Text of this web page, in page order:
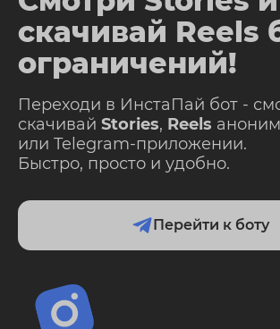
скачивай Reels
ограничений!
Переходи в ИнстаПай бот -
скачивай Stories, Reels
или Telegram-приложении.
Быстро, просто и удобно.
Перейти к боту